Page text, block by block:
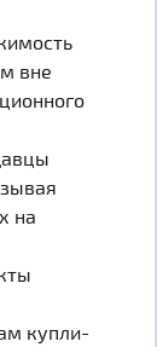
вне
на
купли-